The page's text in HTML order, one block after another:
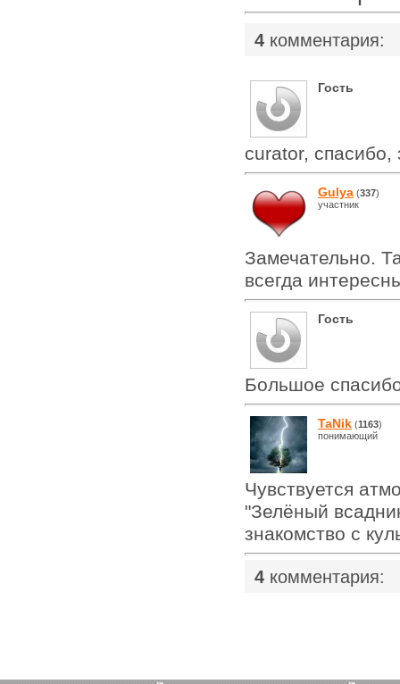
4 комментария:
Гость
curator, спасибо,
Gulya (337)
участник
Замечательно.
всегда
Гость
Большое
TaNik (1163)
понимающий
Чувствуется
"Зелёный
знакомство с
4 комментария: